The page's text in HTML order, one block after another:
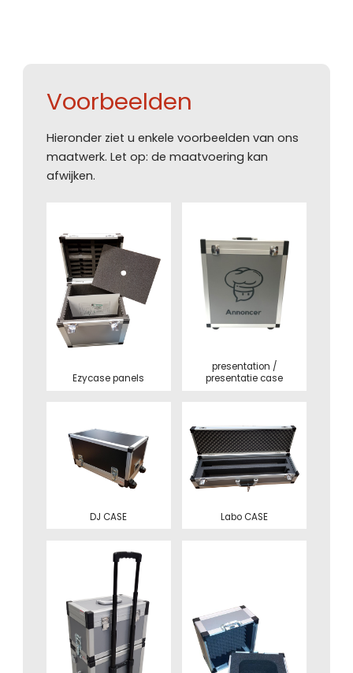
Voorbeelden
Hieronder ziet u enkele voorbeelden van ons
maatwerk. Let op: de maatvoering kan
afwijken.
Ezycase panels
presentation /
presentatie case
DJ CASE Labo CASE